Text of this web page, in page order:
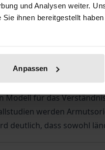
und Analysen weiter.
ihnen bereitgestellt
Anpassen
ehrgeizige
und Spanien
für das
werden
deutlich, dass sowohl